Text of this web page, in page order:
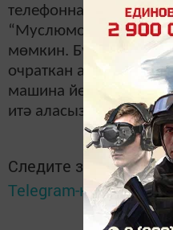
телефоннарда аның
“Муслюмово пьяный
мөмкин. Бу каналга
очраткан алкоголь
машина йөртүчеләр
итә аласыз.
Следите за самым
Telegram-канале